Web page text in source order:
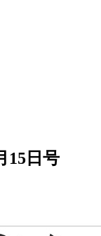
15日号